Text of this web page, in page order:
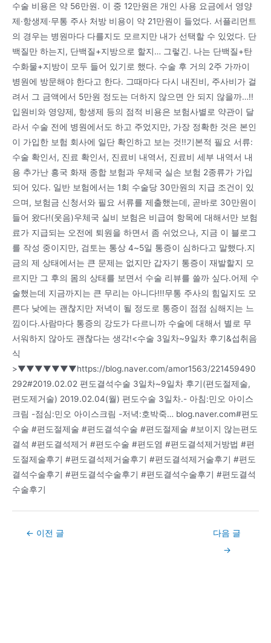
수술 비용은 약 56만원. 이 중 12만원은 개인 사용 요금에서 영양
제·항생제·무통 주사 처방 비용이 약 21만원이 들었다. 서플리먼트
의 경우는 병원마다 다를지도 모르지만 내가 선택할 수 있었다. 단
백질만 하는지, 단백질+지방으로 할지… 그렇긴. 나는 단백질+탄
수화물+지방이 모두 들어 있기로 했다. 수술 후 거의 2주 가까이
병원에 방문해야 한다고 한다. 그때마다 다시 내진비, 주사비가 걸
려서 그 금액에서 5만원 정도는 더하지 않으면 안 되지 않을까…!!
입원비와 영양제, 항생제 등의 점적 비용은 보험사별로 약관이 달
라서 수술 전에 병원에서도 하고 주었지만, 가장 정확한 것은 본인
이 가입한 보험 회사에 일단 확인하고 보는 것!!기본적 필요 서류:
수술 확인서, 진료 확인서, 진료비 내역서, 진료비 세부 내역서 내
용 추가난 흥국 화재 종합 보험과 우체국 실손 보험 2종류가 가입
되어 있다. 일반 보험에서는 1회 수술당 30만원의 지급 조건이 있
으며, 보험금 신청서와 필요 서류를 제출했는데, 곧바로 30만원이
들어 왔다!(웃음)우체국 실비 보험은 비급여 항목에 대해서만 보험
료가 지급되는 오전에 퇴원을 하면서 좀 쉬었으나, 지금 이 블로그
를 작성 중이지만, 검토는 통상 4~5일 통증이 심하다고 말했다.지
금의 제 상태에서는 큰 문제는 없지만 갑자기 통증이 재발할지 모
르지만 그 후의 몸의 상태를 보면서 수술 리뷰를 쓸까 싶다.어제 수
술했는데 지금까지는 큰 무리는 아니다!!!무통 주사의 힘일지도 모
른다 낮에는 괜찮지만 저녁이 될 정도로 통증이 점점 심해지는 느
낌이다.사람마다 통증의 강도가 다르니까 수술에 대해서 별로 무
서워하지 않아도 괜찮다는 생각!<수술 3일차~9일차 후기&섭취음
식
>▼▼▼▼▼▼▼https://blog.naver.com/amor1563/221459490
292#2019.02.02 편도결석수술 3일차~9일차 후기(편도절제술,
편도제거술) 2019.02.04(월) 편도수술 3일차.- 아침:민오 아이스
크림 -점심:민오 아이스크림 -저녁:호박죽… blog.naver.com#편도
수술 #편도절제술 #편도결석수술 #편도절제술 #보이지 않는편도
결석 #편도결석제거 #편도수술 #편도염 #편도결석제거방법 #편
도절제술후기 #편도결석제거술후기 #편도결석제거술후기 #편도
결석수술후기 #편도결석수술후기 #편도결석수술후기 #편도결석
수술후기
Post← 이전 글
다음 글
→